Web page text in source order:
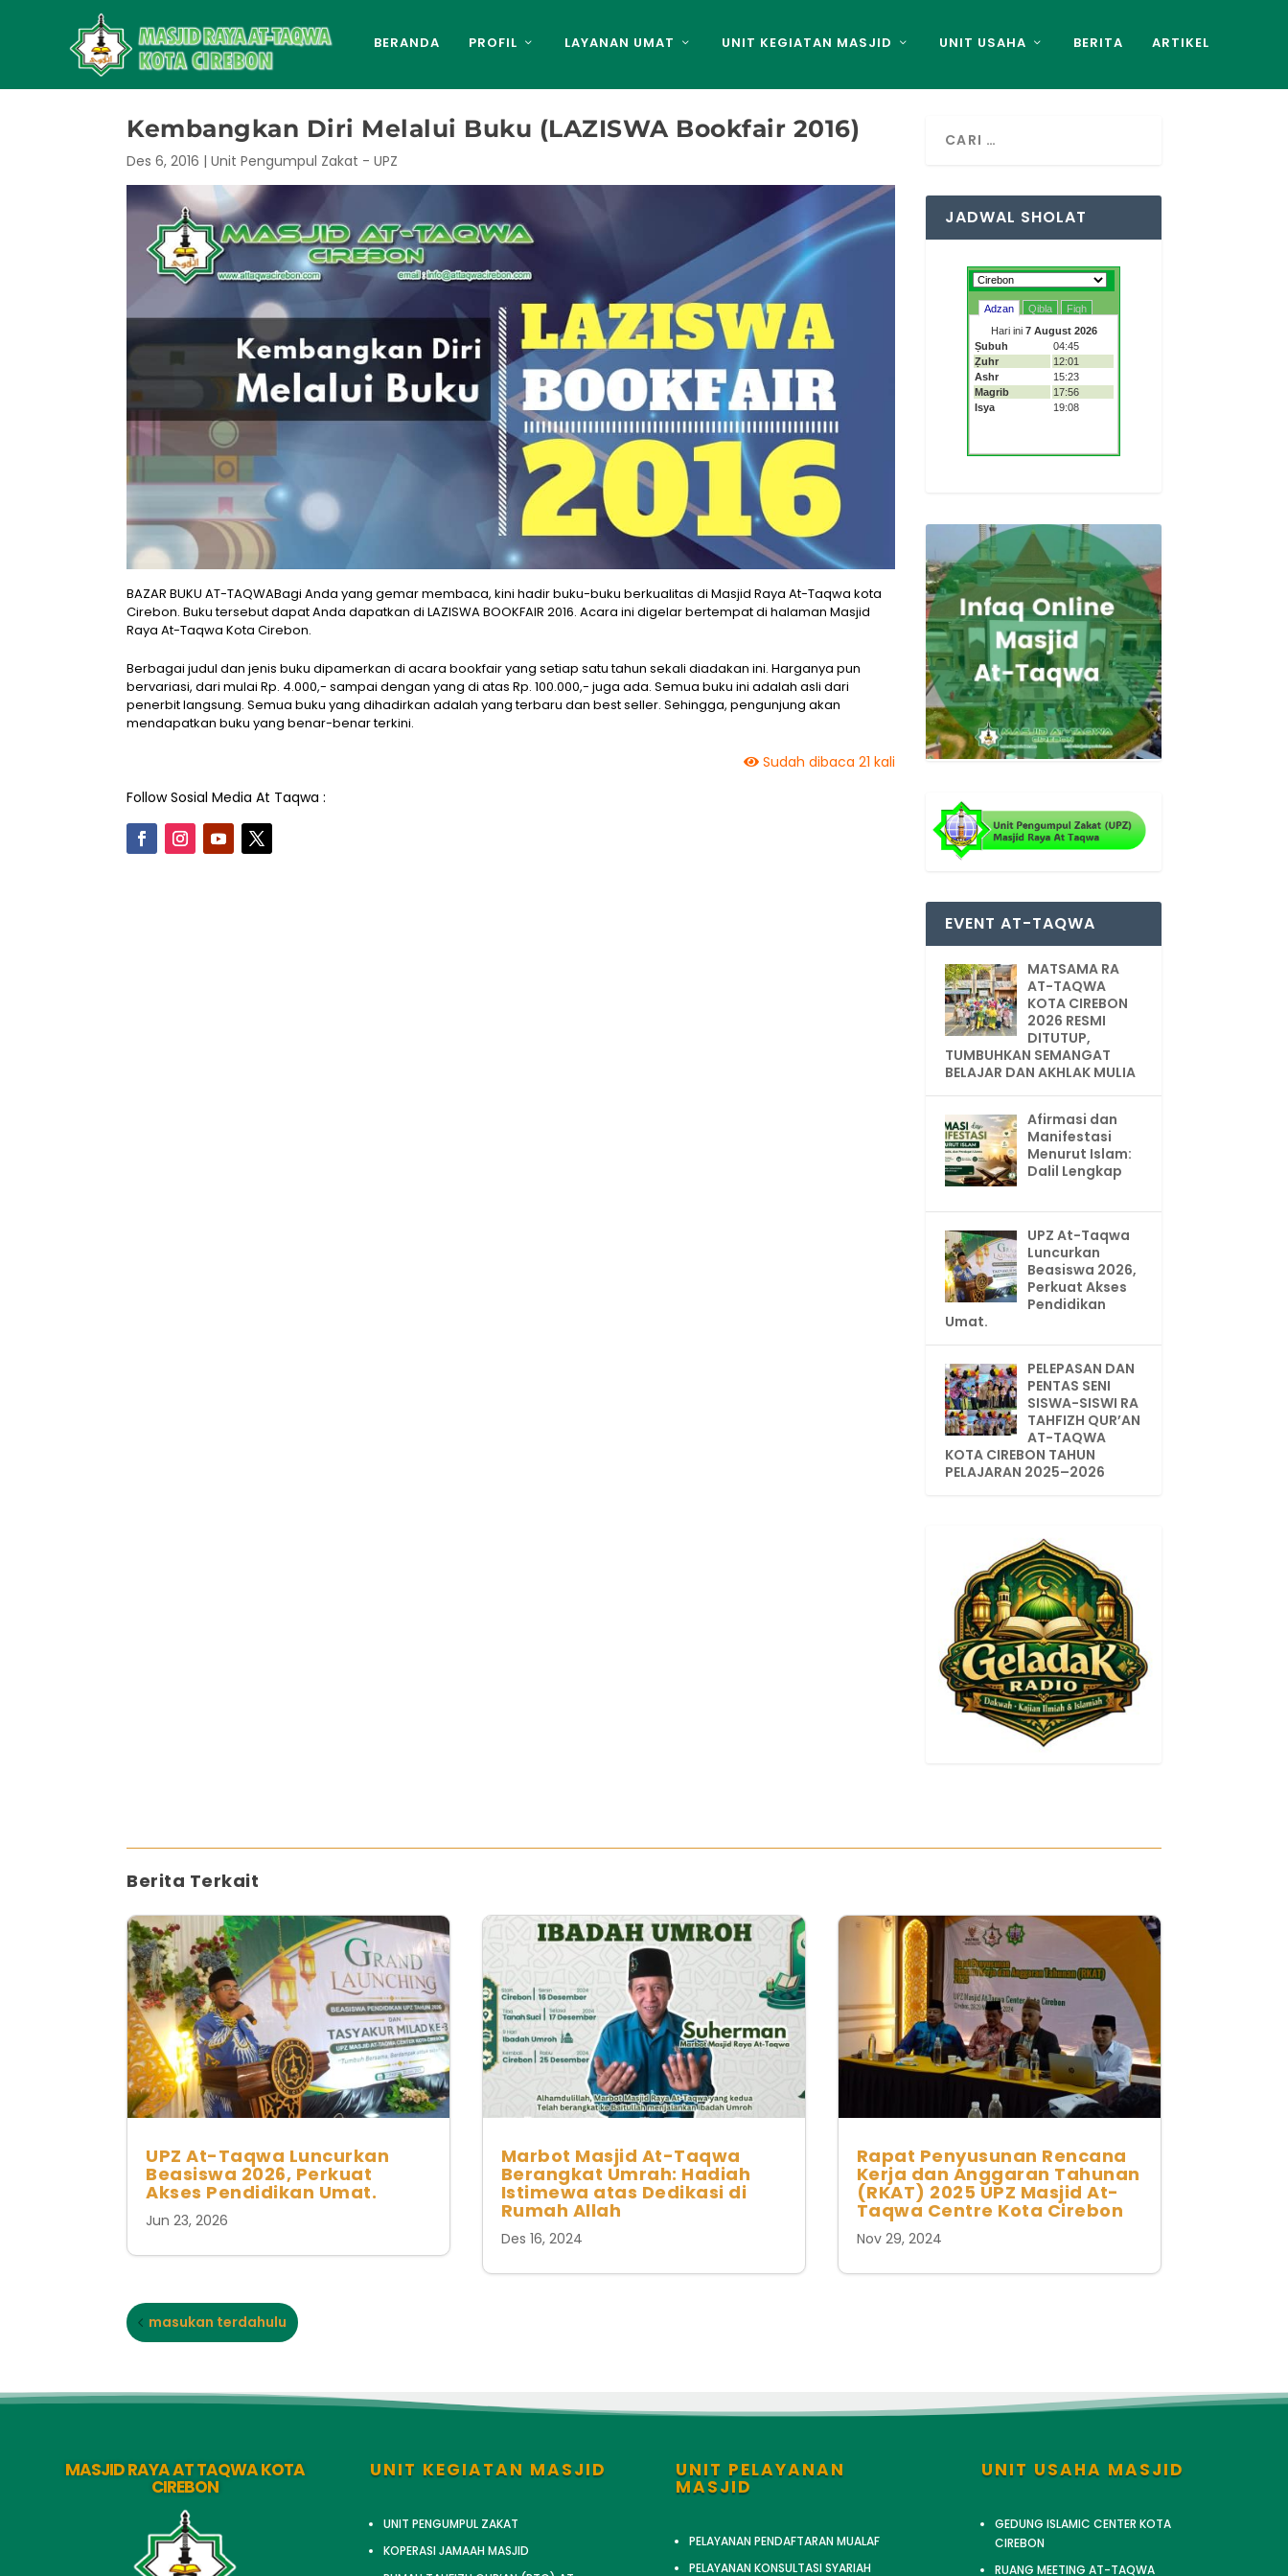
BERANDA PROFIL LAYANAN UMAT UNIT KEGIATAN MASJID UNIT USAHA BERITA ARTIKEL
Kembangkan Diri Melalui Buku (LAZISWA Bookfair 2016)
Des 6, 2016 | Unit Pengumpul Zakat - UPZ
BAZAR BUKU AT-TAQWABagi Anda yang gemar membaca, kini hadir buku-buku berkualitas di Masjid Raya At-Taqwa kota
Cirebon. Buku tersebut dapat Anda dapatkan di LAZISWA BOOKFAIR 2016. Acara ini digelar bertempat di halaman Masjid
Raya At-Taqwa Kota Cirebon.
Berbagai judul dan jenis buku dipamerkan di acara bookfair yang setiap satu tahun sekali diadakan ini. Harganya pun
bervariasi, dari mulai Rp. 4.000,- sampai dengan yang di atas Rp. 100.000,- juga ada. Semua buku ini adalah asli dari
penerbit langsung. Semua buku yang dihadirkan adalah yang terbaru dan best seller. Sehingga, pengunjung akan
mendapatkan buku yang benar-benar terkini.
Sudah dibaca 21 kali
Follow Sosial Media At Taqwa :
JADWAL SHOLAT
EVENT AT-TAQWA
MATSAMA RA
AT-TAQWA
KOTA CIREBON
2026 RESMI
DITUTUP,
TUMBUHKAN SEMANGAT
BELAJAR DAN AKHLAK MULIA
Afirmasi dan
Manifestasi
Menurut Islam:
Dalil Lengkap
UPZ At-Taqwa
Luncurkan
Beasiswa 2026,
Perkuat Akses
Pendidikan
Umat.
PELEPASAN DAN
PENTAS SENI
SISWA-SISWI RA
TAHFIZH QUR’AN
AT-TAQWA
KOTA CIREBON TAHUN
PELAJARAN 2025–2026
Berita Terkait
UPZ At-Taqwa Luncurkan
Beasiswa 2026, Perkuat
Akses Pendidikan Umat.
Jun 23, 2026
Marbot Masjid At-Taqwa
Berangkat Umrah: Hadiah
Istimewa atas Dedikasi di
Rumah Allah
Des 16, 2024
Rapat Penyusunan Rencana
Kerja dan Anggaran Tahunan
(RKAT) 2025 UPZ Masjid At-
Taqwa Centre Kota Cirebon
Nov 29, 2024
masukan terdahulu
MASJID RAYA AT TAQWA KOTA
CIREBON
UNIT KEGIATAN MASJID
UNIT PENGUMPUL ZAKAT
KOPERASI JAMAAH MASJID
UNIT PELAYANAN
MASJID
PELAYANAN PENDAFTARAN MUALAF
PELAYANAN KONSULTASI SYARIAH
UNIT USAHA MASJID
GEDUNG ISLAMIC CENTER KOTA
CIREBON
RUANG MEETING AT-TAQWA